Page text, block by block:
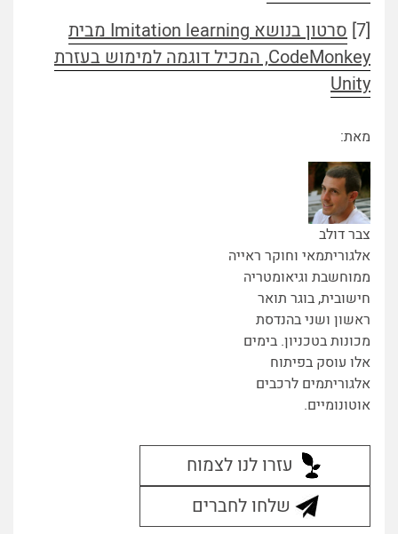
[7]
סרטון בנושא Imitation learning מבית
CodeMonkey, המכיל דוגמה למימוש בעזרת
Unity
מאת:
צבר דולב
אלגוריתמאי וחוקר ראייה
ממוחשבת וגיאומטריה
חישובית, בוגר תואר
ראשון ושני בהנדסת
מכונות בטכניון. בימים
אלו עוסק בפיתוח
אלגוריתמים לרכבים
אוטונומיים.
עזרו לנו לצמוח
שלחו לחברים